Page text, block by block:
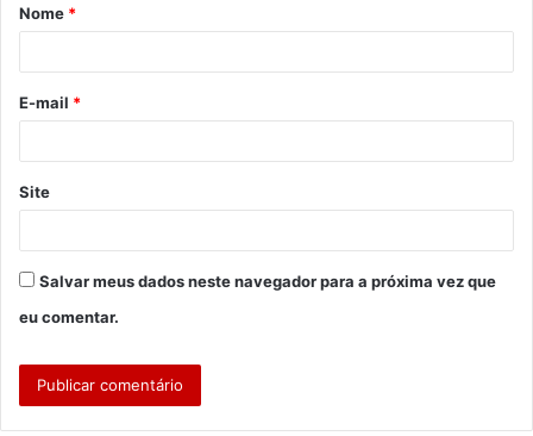
r
*
Nome *
E-mail *
Site
Salvar meus dados neste navegador para a próxima vez que
eu comentar.